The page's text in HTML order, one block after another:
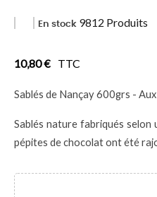
En stock 9812 Produits
10,80 € TTC
Sablés de Nançay 600grs -
Sablés nature fabriqués
pépites de chocolat ont été